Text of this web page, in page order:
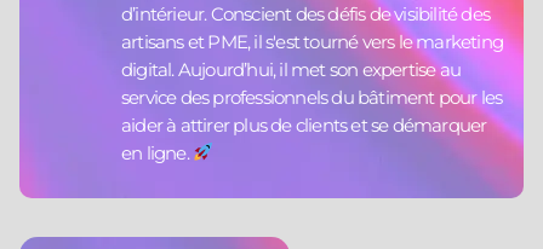
d’intérieur. Conscient des défis de visibilité des
artisans et PME, il s'est tourné vers le marketing
digital. Aujourd’hui, il met son expertise au
service des professionnels du bâtiment pour les
aider à attirer plus de clients et se démarquer
en ligne.